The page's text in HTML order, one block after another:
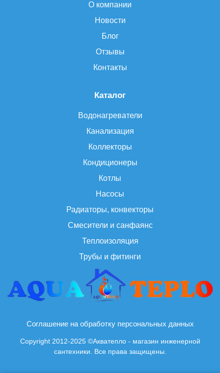
Каталог
Водонагреватели
Канализация
Коллекторы
Кондиционеры
Котлы
Насосы
Радиаторы, конвекторы
Смесители и санфаянс
Теплоизоляция
Трубы и фитинги
О компании
Новости
Блог
Отзывы
Контакты
Соглашение на обработку персональных данных
Copyright 2012-2025 ©Акватепло - магазин инженерной
сантехники. Все права защищены.